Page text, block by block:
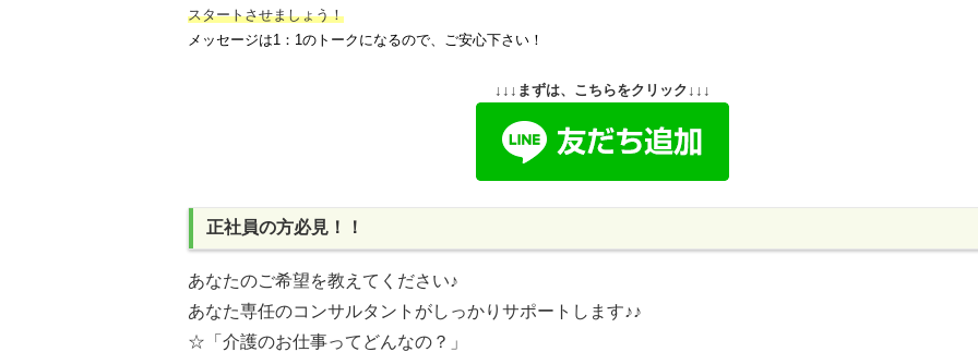
スタートさせましょう！
メッセージは1：1のトークになるので、ご安心下さい！
↓↓↓まずは、こちらをクリック↓↓↓
正社員の方必見！！
あなたのご希望を教えてください♪
あなた専任のコンサルタントがしっかりサポートします♪♪
☆「介護のお仕事ってどんなの？」